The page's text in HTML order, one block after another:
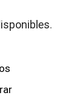
.